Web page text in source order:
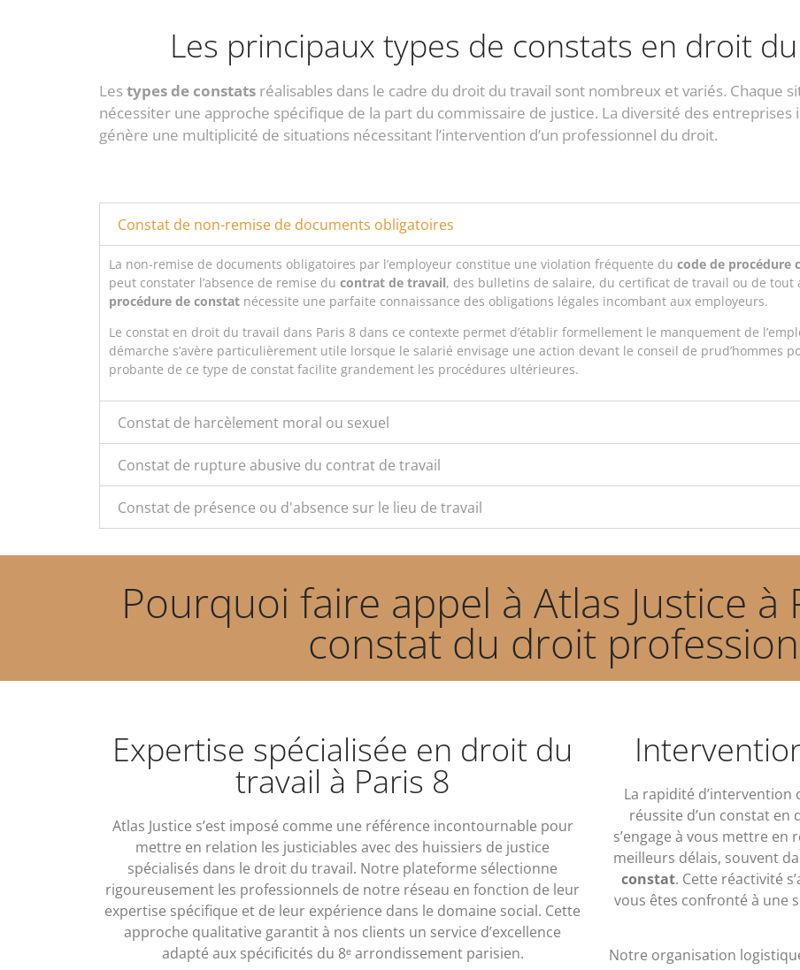
Les principaux types de constats en droit
Lestypes de constats réalisables dans le cadre du droit du travail sont nombreux et variés. Chaque
nécessiter une approche spécifique de la part du commissaire de justice. La diversité des
génère une multiplicité de situations nécessitant l’intervention d’un professionnel du droit.
Constat de non-remise de documents obligatoires
La non-remise de documents obligatoires par l’employeur constitue une violation fréquente du code de procédure
peut constater l’absence de remise du contrat de travail, des bulletins de salaire, du certificat de travail ou de
procédure de constat nécessite une parfaite connaissance des obligations légales incombant aux employeurs.
Le constat en droit du travail dans Paris 8 dans ce contexte permet d’établir formellement le manquement de
démarche s’avère particulièrement utile lorsque le salarié envisage une action devant le conseil de prud’hommes
probante de ce type de constat facilite grandement les procédures ultérieures.
Constat de harcèlement moral ou sexuel
Constat de rupture abusive du contrat de travail
Constat de présence ou d'absence sur le lieu de travail
Pourquoi faire appel à Atlas Justice
constat du droit
Expertise spécialisée en droit du
travail à Paris 8
Atlas Justice s’est imposé comme une référence incontournable pour
mettre en relation les justiciables avec des huissiers de justice
spécialisés dans le droit du travail. Notre plateforme sélectionne
rigoureusement les professionnels de notre réseau en fonction de leur
expertise spécifique et de leur expérience dans le domaine social. Cette
approche qualitative garantit à nos clients un service d’excellence
adapté aux spécificités du 8ᵉ arrondissement parisien.
La rapidité
réussite d’un constat en
s’engage à vous mettre
meilleurs délais, souvent
constat. Cette réactivité
vous êtes confronté à une
Notre organisation